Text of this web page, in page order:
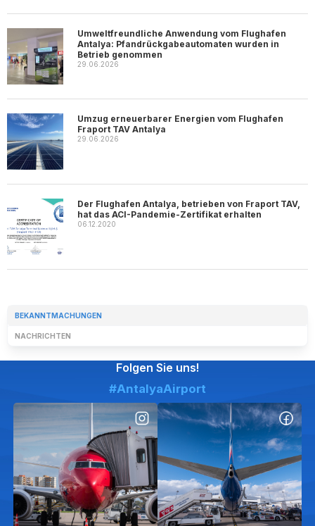
Umweltfreundliche Anwendung vom Flughafen
Antalya: Pfandrückgabeautomaten wurden in
Betrieb genommen
29.06.2026
Umzug erneuerbarer Energien vom Flughafen
Fraport TAV Antalya
29.06.2026
Der Flughafen Antalya, betrieben von Fraport TAV,
hat das ACI-Pandemie-Zertifikat erhalten
06.12.2020
BEKANNTMACHUNGEN
NACHRICHTEN
Folgen Sie uns!
#AntalyaAirport